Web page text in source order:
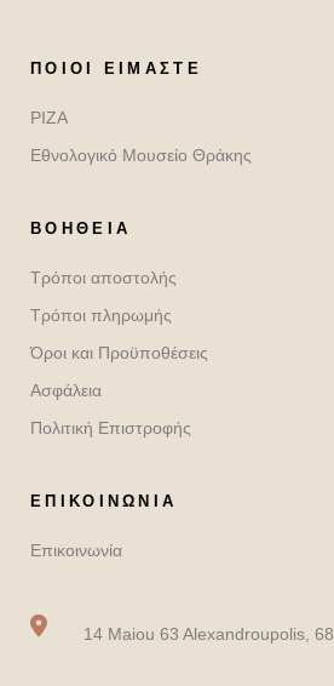
ΠΟΙΟΙ ΕΊΜΑΣΤΕ
ΡΙΖΑ
Εθνολογικό Μουσείο Θράκης
ΒΟΉΘΕΙΑ
Τρόποι αποστολής
Τρόποι πληρωμής
Όροι και Προϋποθέσεις
Ασφάλεια
Πολιτική Επιστροφής
ΕΠΙΚΟΙΝΩΝΙΑ
Επικοινωνία
14 Maiou 63 Alexandroupolis,